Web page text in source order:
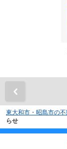
東大和市・昭島市の
らせ